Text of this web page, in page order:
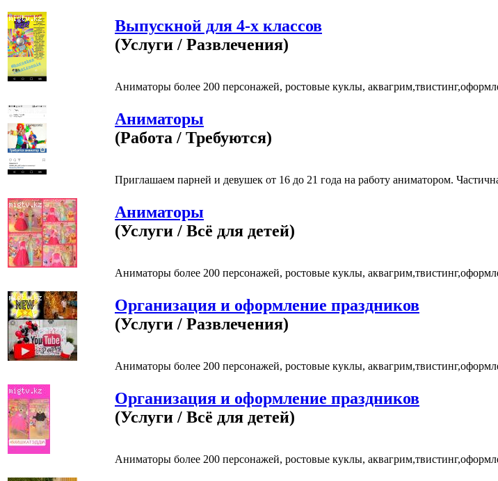
Выпускной для 4-х классов
(Услуги / Развлечения)
Аниматоры более 200 персонажей, ростовые куклы,
Аниматоры
(Работа / Требуются)
Приглашаем парней и девушек от 16 до 21 года на работу аниматором.
Аниматоры
(Услуги / Всё для детей)
Аниматоры более 200 персонажей, ростовые куклы,
Организация и оформление праздников
(Услуги / Развлечения)
Аниматоры более 200 персонажей, ростовые куклы,
Организация и оформление праздников
(Услуги / Всё для детей)
Аниматоры более 200 персонажей, ростовые куклы,